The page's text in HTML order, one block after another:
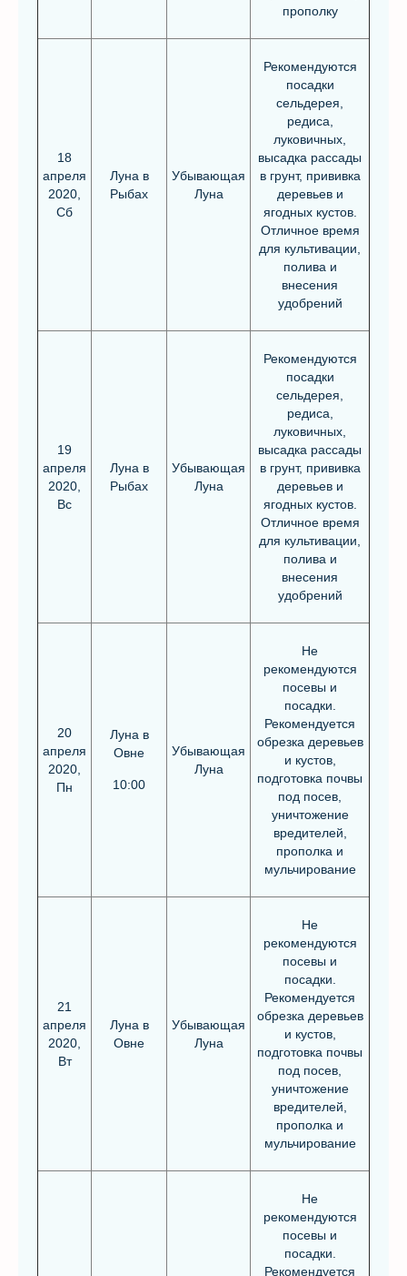
прополку
18
апреля
2020,
Сб
Луна в
Рыбах
Убывающая
Луна
Рекомендуются
посадки
сельдерея,
редиса,
луковичных,
высадка рассады
в грунт, прививка
деревьев и
ягодных кустов.
Отличное время
для культивации,
полива и
внесения
удобрений
19
апреля
2020,
Вс
Луна в
Рыбах
Убывающая
Луна
Рекомендуются
посадки
сельдерея,
редиса,
луковичных,
высадка рассады
в грунт, прививка
деревьев и
ягодных кустов.
Отличное время
для культивации,
полива и
внесения
удобрений
20
апреля
2020,
Пн
Луна в
Овне
10:00
Убывающая
Луна
Не
рекомендуются
посевы и
посадки.
Рекомендуется
обрезка деревьев
и кустов,
подготовка почвы
под посев,
уничтожение
вредителей,
прополка и
мульчирование
21
апреля
2020,
Вт
Луна в
Овне
Убывающая
Луна
Не
рекомендуются
посевы и
посадки.
Рекомендуется
обрезка деревьев
и кустов,
подготовка почвы
под посев,
уничтожение
вредителей,
прополка и
мульчирование
Не
рекомендуются
посевы и
посадки.
Рекомендуется